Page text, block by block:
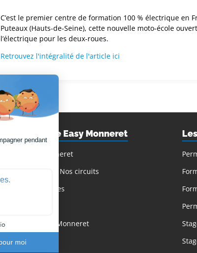
C’est le premier centre de formation 100 % électrique en
Puteaux (Hauts-de-Seine), cette nouvelle moto-école
l’électrique pour les deux-roues.
Retrouvez l'intégralité de l'article ici
Moto-école Easy Monneret
Philippe Monneret
Nos agences / Nos circuits
Nos partenaires
L'équipe EasyMonneret
Actualités